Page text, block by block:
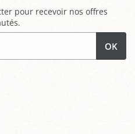
pour recevoir nos offres
OK